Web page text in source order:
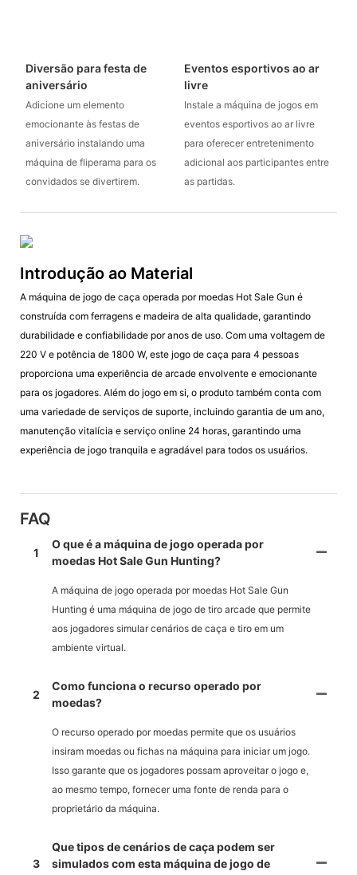
Diversão para festa de
aniversário
Adicione um elemento
emocionante às festas de
aniversário instalando uma
máquina de fliperama para os
convidados se divertirem.
Eventos esportivos ao ar
livre
Instale a máquina de jogos em
eventos esportivos ao ar livre
para oferecer entretenimento
adicional aos participantes entre
as partidas.
Introdução ao Material
A máquina de jogo de caça operada por moedas Hot Sale Gun é
construída com ferragens e madeira de alta qualidade, garantindo
durabilidade e confiabilidade por anos de uso. Com uma voltagem de
220 V e potência de 1800 W, este jogo de caça para 4 pessoas
proporciona uma experiência de arcade envolvente e emocionante
para os jogadores. Além do jogo em si, o produto também conta com
uma variedade de serviços de suporte, incluindo garantia de um ano,
manutenção vitalícia e serviço online 24 horas, garantindo uma
experiência de jogo tranquila e agradável para todos os usuários.
FAQ
1
O que é a máquina de jogo operada por
moedas Hot Sale Gun Hunting?
A máquina de jogo operada por moedas Hot Sale Gun
Hunting é uma máquina de jogo de tiro arcade que permite
aos jogadores simular cenários de caça e tiro em um
ambiente virtual.
2
Como funciona o recurso operado por
moedas?
O recurso operado por moedas permite que os usuários
insiram moedas ou fichas na máquina para iniciar um jogo.
Isso garante que os jogadores possam aproveitar o jogo e,
ao mesmo tempo, fornecer uma fonte de renda para o
proprietário da máquina.
3
Que tipos de cenários de caça podem ser
simulados com esta máquina de jogo de